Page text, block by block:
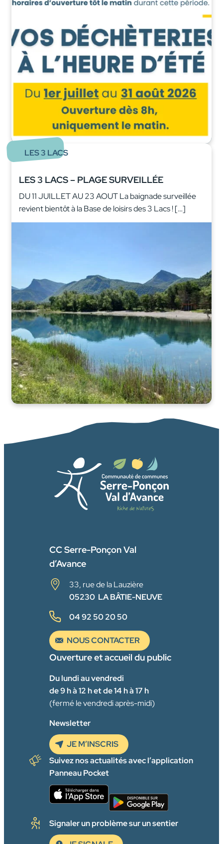
LES 3 LACS
LES 3 LACS – PLAGE SURVEILLÉE
DU 11 JUILLET AU 23 AOUT La baignade surveillée
revient bientôt à la Base de loisirs des 3 Lacs ! […]
CC Serre-Ponçon Val
d’Avance
33, rue de la Lauzière
05230 LA BÂTIE-NEUVE
04 92 50 20 50
NOUS CONTACTER
Ouverture et accueil du public
Du lundi au vendredi
de 9 h à 12 h et de 14 h à 17 h
(fermé le vendredi après-midi)
Newsletter
JE M’INSCRIS
Suivez nos actualités avec l’application
Panneau Pocket
Signaler un problème sur un sentier